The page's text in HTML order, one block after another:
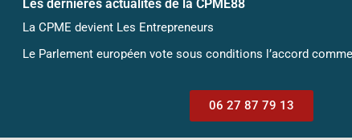
Les dernières actualités de la CPME88
La CPME devient Les Entrepreneurs
Le Parlement européen vote sous conditions l’accord
06 27 87 79 13